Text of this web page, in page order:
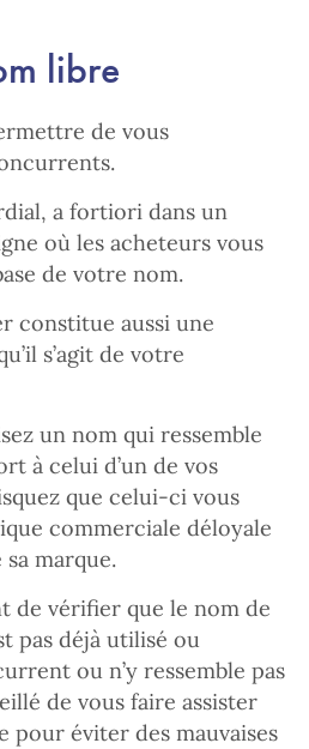
libre
de vous
a fortiori dans un
où les acheteurs vous
de votre nom.
constitue aussi une
s’agit de votre
un nom qui ressemble
à celui d’un de vos
que celui-ci vous
commerciale déloyale
marque.
de vérifier que le nom de
pas déjà utilisé ou
ou n’y ressemble pas
de vous faire assister
pour éviter des mauvaises